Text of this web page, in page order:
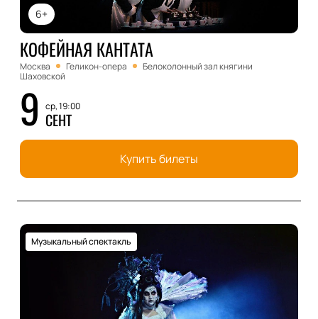
6+
КОФЕЙНАЯ КАНТАТА
Москва Геликон-опера
Белоколонный зал княгини
Шаховской
9 ср, 19:00
СЕНТ
Купить билеты
Музыкальный спектакль